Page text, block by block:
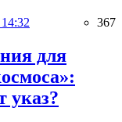
367
для
указ?